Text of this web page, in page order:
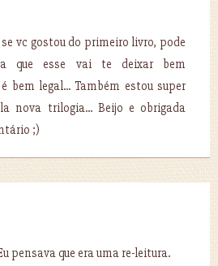
vc gostou do primeiro livro, pode
que esse vai te deixar bem
bem legal... Também estou super
nova trilogia... Beijo e obrigada
;)
pensava que era uma re-leitura.